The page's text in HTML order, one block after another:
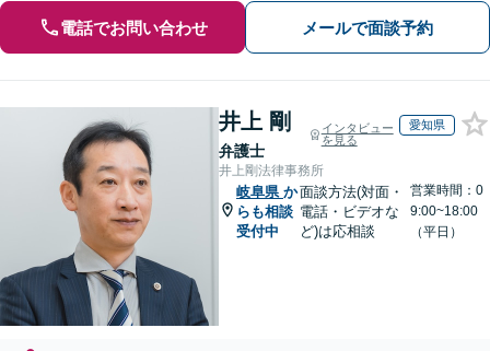
電話でお問い合わせ メールで面談予約
井上 剛
弁護士
インタビュー
を見る
愛知県
井上剛法律事務所
岐阜県 か
らも相談
受付中
面談方法(対面・
電話・ビデオな
ど)は応相談
営業時間：0
9:00~18:00
（平日）